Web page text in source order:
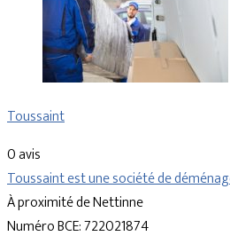
Toussaint
0 avis
Toussaint est une société de
À proximité de Nettinne
Numéro BCE: 722021874